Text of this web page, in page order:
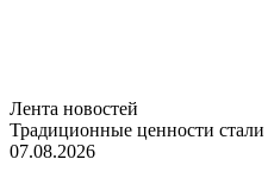
Лента новостей
Традиционные ценности стали
07.08.2026